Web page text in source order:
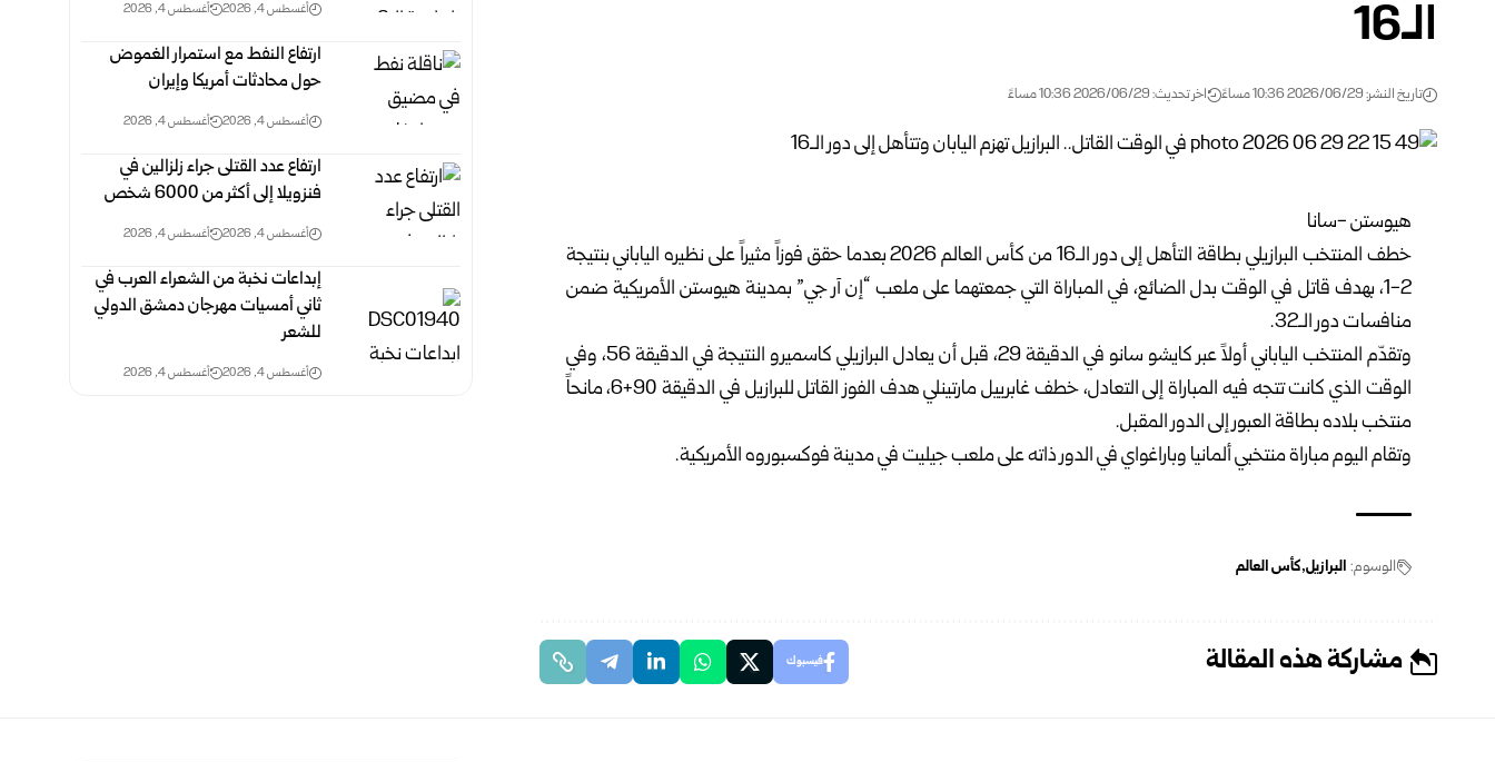
الـ16
تاريخ النشر: 2026/06/29 10:36 مساءً اخر تحديث: 2026/06/29 10:36 مساءً
هيوستن -سانا
خطف المنتخب البرازيلي بطاقة التأهل إلى دور الـ16 من كأس العالم 2026 بعدما حقق فوزاً مثيراً على نظيره الياباني بنتيجة
2-1، بهدف قاتل في الوقت بدل الضائع، في المباراة التي جمعتهما على ملعب “إن آر جي” بمدينة هيوستن الأمريكية ضمن
منافسات دور الـ32.
وتقدّم المنتخب الياباني أولاً عبر كايشو سانو في الدقيقة 29، قبل أن يعادل البرازيلي كاسميرو النتيجة في الدقيقة 56، وفي
الوقت الذي كانت تتجه فيه المباراة إلى التعادل، خطف غابرييل مارتينلي هدف الفوز القاتل للبرازيل في الدقيقة 90+6، مانحاً
منتخب بلاده بطاقة العبور إلى الدور المقبل.
وتقام اليوم مباراة منتخبي ألمانيا وباراغواي في الدور ذاته على ملعب جيليت في مدينة فوكسبوروه الأمريكية.
الوسوم: البرازيل كأس العالم
مشاركة هذه المقالة فيسبوك
أغسطس 4, 2026 أغسطس 4, 2026
ارتفاع النفط مع استمرار الغموض
حول محادثات أمريكا وإيران
أغسطس 4, 2026 أغسطس 4, 2026
ارتفاع عدد القتلى جراء زلزالين في
فنزويلا إلى أكثر من 6000 ‏شخص
أغسطس 4, 2026 أغسطس 4, 2026
إبداعات نخبة من الشعراء العرب في
ثاني أمسيات مهرجان دمشق الدولي
‏للشعر
أغسطس 4, 2026 أغسطس 4, 2026